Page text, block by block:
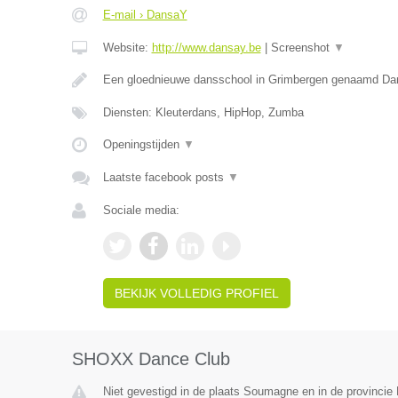
E-mail › DansaY
Website: http://www.dansay.be| Screenshot ▼
Een gloednieuwe dansschool in Grimbergen genaamd
Diensten: Kleuterdans, HipHop, Zumba
Openingstijden ▼
Laatste facebook posts ▼
Sociale media:
BEKIJK VOLLEDIG PROFIEL
SHOXX Dance Club
Niet gevestigd in de plaats Soumagne en in de provincie